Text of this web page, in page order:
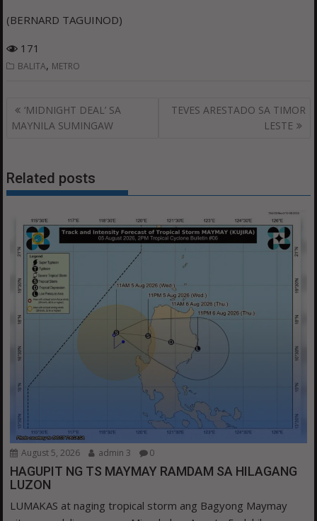
(BERNARD TAGUINOD)
171
BALITA, METRO
Post
navigation
‘MIDNIGHT DEAL’ SA
MAYNILA SUMINGAW
TEVES ARESTADO SA TIMOR
LESTE
Related posts
August 5, 2026 admin 3 0
HAGUPIT NG TS MAYMAY RAMDAM SA HILAGANG
LUZON
LUMAKAS at naging tropical storm ang Bagyong Maymay